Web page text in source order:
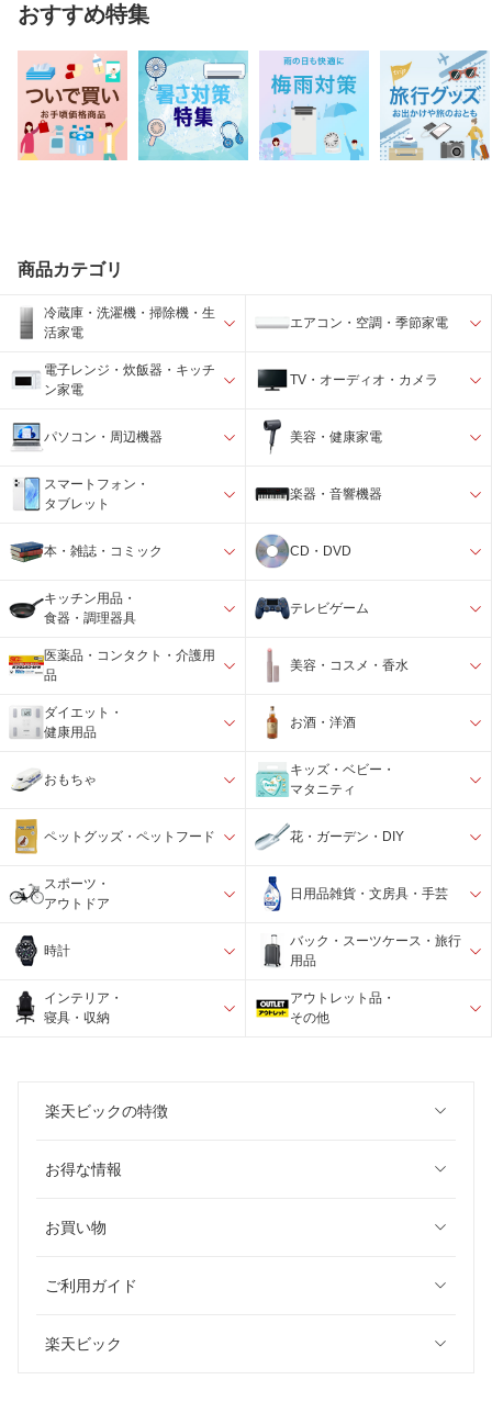
おすすめ特集
商品カテゴリ
冷蔵庫・洗濯機・掃除機・生
活家電
エアコン・空調・季節家電
電子レンジ・炊飯器・キッチ
ン家電
TV・オーディオ・カメラ
パソコン・周辺機器 美容・健康家電
スマートフォン・
タブレット
楽器・音響機器
本・雑誌・コミック CD・DVD
キッチン用品・
食器・調理器具
テレビゲーム
医薬品・コンタクト・介護用
品
美容・コスメ・香水
ダイエット・
健康用品
お酒・洋酒
おもちゃ
キッズ・ベビー・
マタニティ
ペットグッズ・ペットフード 花・ガーデン・DIY
スポーツ・
アウトドア
日用品雑貨・文房具・手芸
時計
バック・スーツケース・旅行
用品
インテリア・
寝具・収納
アウトレット品・
その他
楽天ビックの特徴
お得な情報
お買い物
ご利用ガイド
楽天ビック